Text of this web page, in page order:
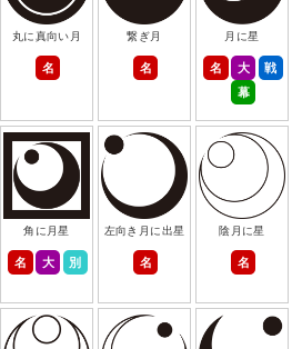
丸に真向い月
名
繋ぎ月
名
月に星
名 大
戦
幕
角に月星
名 大 別
左向き月に出星
名
陰月に星
名